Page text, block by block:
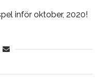
inför oktober, 2020!